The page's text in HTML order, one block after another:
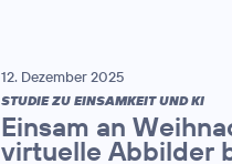
12. Dezember 2025
STUDIE ZU EINSAMKEIT UND KI
Einsam an
virtuelle Abbilder